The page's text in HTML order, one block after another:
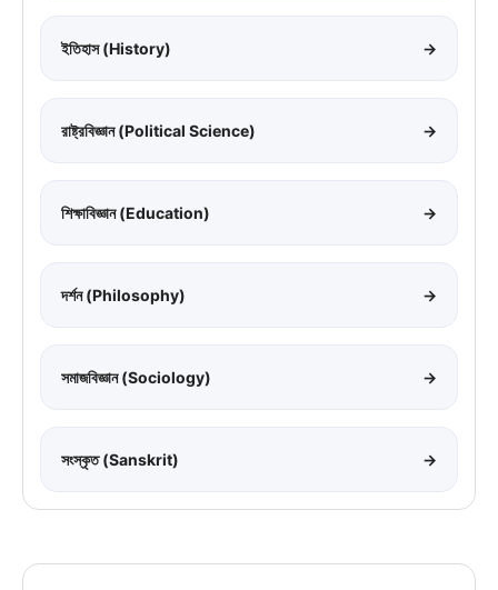
ইতিহাস (History) →
রাষ্ট্রবিজ্ঞান (Political Science) →
শিক্ষাবিজ্ঞান (Education) →
দর্শন (Philosophy) →
সমাজবিজ্ঞান (Sociology) →
সংস্কৃত (Sanskrit) →